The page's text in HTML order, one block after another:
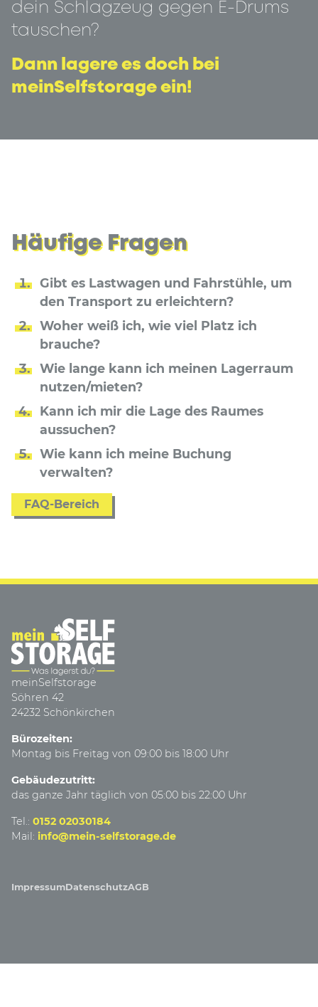
dein Schlagzeug gegen E-Drums
tauschen?
Dann lagere es doch bei
meinSelfstorage ein!
Häufige Fragen
Gibt es Lastwagen und Fahrstühle, um
den Transport zu erleichtern?
Woher weiß ich, wie viel Platz ich
brauche?
Wie lange kann ich meinen Lagerraum
nutzen/mieten?
Kann ich mir die Lage des Raumes
aussuchen?
Wie kann ich meine Buchung
verwalten?
FAQ-Bereich
meinSelfstorage
Söhren 42
24232 Schönkirchen
Bürozeiten:
Montag bis Freitag von 09:00 bis 18:00 Uhr
Gebäudezutritt:
das ganze Jahr täglich von 05:00 bis 22:00 Uhr
Tel.: 0152 02030184
Mail: info@mein-selfstorage.de
ImpressumDatenschutzAGB